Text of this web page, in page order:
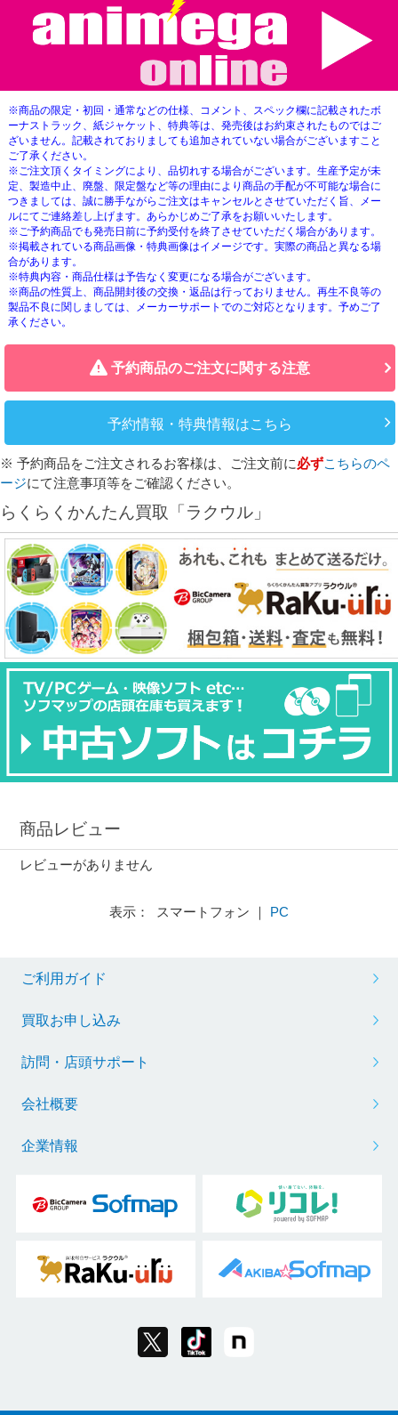
※商品の限定・初回・通常などの仕様、コメント、スペック欄に記載されたボ
ーナストラック、紙ジャケット、特典等は、発売後はお約束されたものではご
ざいません。記載されておりましても追加されていない場合がございますこと
ご了承ください。
※ご注文頂くタイミングにより、品切れする場合がございます。生産予定が未
定、製造中止、廃盤、限定盤など等の理由により商品の手配が不可能な場合に
つきましては、誠に勝手ながらご注文はキャンセルとさせていただく旨、メー
ルにてご連絡差し上げます。あらかじめご了承をお願いいたします。
※ご予約商品でも発売日前に予約受付を終了させていただく場合があります。
※掲載されている商品画像・特典画像はイメージです。実際の商品と異なる場
合があります。
※特典内容・商品仕様は予告なく変更になる場合がございます。
※商品の性質上、商品開封後の交換・返品は行っておりません。再生不良等の
製品不良に関しましては、メーカーサポートでのご対応となります。予めご了
承ください。
予約商品のご注文に関する注意
予約情報・特典情報はこちら
※ 予約商品をご注文されるお客様は、ご注文前に必ずこちらのペ
ージにて注意事項等をご確認ください。
らくらくかんたん買取「ラクウル」
商品レビュー
レビューがありません
表示： スマートフォン ｜ PC
ご利用ガイド
買取お申し込み
訪問・店頭サポート
会社概要
企業情報